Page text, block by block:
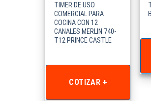
TIMER DE USO
COMERCIAL PARA
COCINA CON 12
CANALES MERLIN 740-
T12 PRINCE CASTLE
COTIZAR +